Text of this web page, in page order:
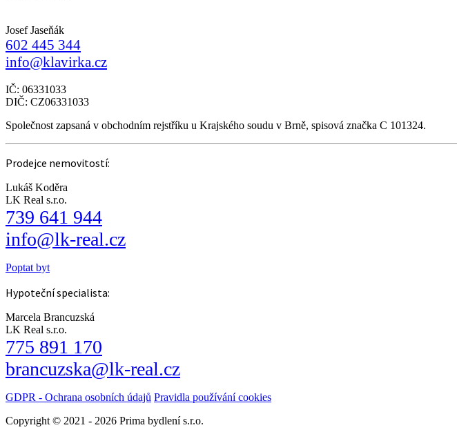
Josef Jaseňák
602 445 344
info@klavirka.cz
IČ: 06331033
DIČ: CZ06331033
Společnost zapsaná v obchodním rejstříku u Krajského soudu v Brně, spisová značka C 101324.
Prodejce nemovitostí:
Lukáš Koděra
LK Real s.r.o.
739 641 944
info@lk-real.cz
Poptat byt
Hypoteční specialista:
Marcela Brancuzská
LK Real s.r.o.
775 891 170
brancuzska@lk-real.cz
GDPR - Ochrana osobních údajů Pravidla používání cookies
Copyright © 2021 - 2026 Prima bydlení s.r.o.